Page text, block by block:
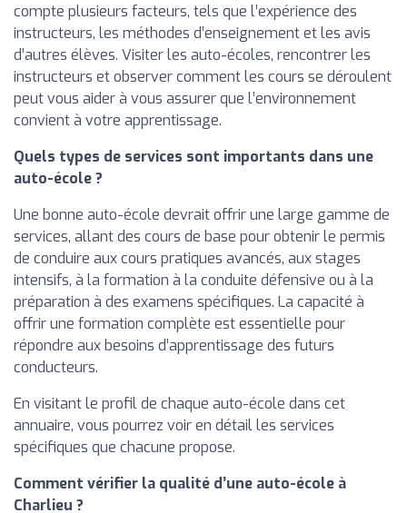
compte plusieurs facteurs, tels que l’expérience des
instructeurs, les méthodes d’enseignement et les avis
d’autres élèves. Visiter les auto-écoles, rencontrer les
instructeurs et observer comment les cours se déroulent
peut vous aider à vous assurer que l’environnement
convient à votre apprentissage.
Quels types de services sont importants dans une
auto-école ?
Une bonne auto-école devrait offrir une large gamme de
services, allant des cours de base pour obtenir le permis
de conduire aux cours pratiques avancés, aux stages
intensifs, à la formation à la conduite défensive ou à la
préparation à des examens spécifiques. La capacité à
offrir une formation complète est essentielle pour
répondre aux besoins d’apprentissage des futurs
conducteurs.
En visitant le profil de chaque auto-école dans cet
annuaire, vous pourrez voir en détail les services
spécifiques que chacune propose.
Comment vérifier la qualité d’une auto-école à
Charlieu ?